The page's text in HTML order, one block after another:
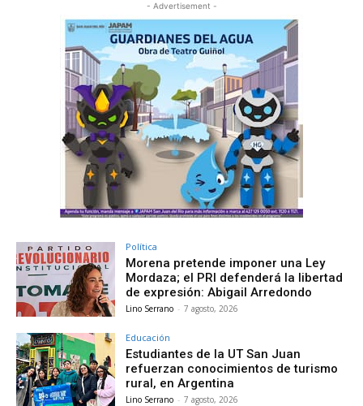
- Advertisement -
Política
Morena pretende imponer una Ley
Mordaza; el PRI defenderá la libertad
de expresión: Abigail Arredondo
Lino Serrano - 7 agosto, 2026
Educación
Estudiantes de la UT San Juan
refuerzan conocimientos de turismo
rural, en Argentina
Lino Serrano - 7 agosto, 2026